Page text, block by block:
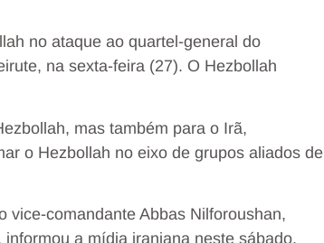
no ataque ao quartel-general do
na sexta-feira (27). O Hezbollah
mas também para o Irã,
o Hezbollah no eixo de grupos aliados de
vice-comandante Abbas Nilforoushan,
a mídia iraniana neste sábado.